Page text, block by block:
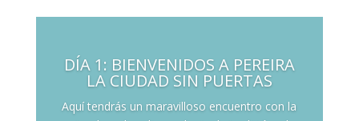
DÍA 1: BIENVENIDOS A PEREIRA
LA CIUDAD SIN PUERTAS
Aquí tendrás un maravilloso encuentro con la